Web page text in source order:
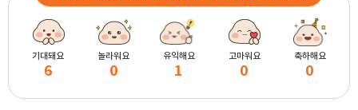
기대돼요
6
놀라워요
0
유익해요
1
고마워요
0
축하해요
0